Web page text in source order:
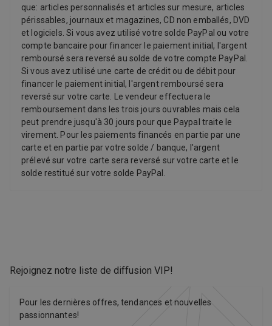
que: articles personnalisés et articles sur mesure, articles
périssables, journaux et magazines, CD non emballés, DVD
et logiciels. Si vous avez utilisé votre solde PayPal ou votre
compte bancaire pour financer le paiement initial, l'argent
remboursé sera reversé au solde de votre compte PayPal.
Si vous avez utilisé une carte de crédit ou de débit pour
financer le paiement initial, l'argent remboursé sera
reversé sur votre carte. Le vendeur effectuera le
remboursement dans les trois jours ouvrables mais cela
peut prendre jusqu'à 30 jours pour que Paypal traite le
virement. Pour les paiements financés en partie par une
carte et en partie par votre solde / banque, l'argent
prélevé sur votre carte sera reversé sur votre carte et le
solde restitué sur votre solde PayPal.
Rejoignez notre liste de diffusion VIP!
Pour les dernières offres, tendances et nouvelles
passionnantes!